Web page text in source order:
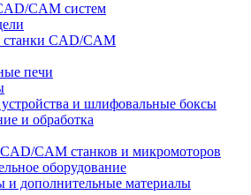
CAM систем
станки CAD/CAM
печи
и шлифовальные боксы
и обработка
CAM станков и микромоторов
оборудование
и дополнительные материалы